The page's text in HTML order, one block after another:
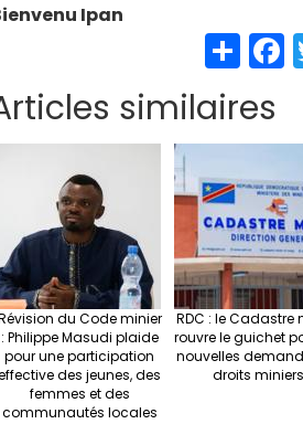
Ipan
S
h
ar
e
similaires
du Code minier
: Philippe Masudi plaide
pour une participation
des jeunes, des
femmes et des
communautés locales
RDC : le Cadastre
rouvre le guichet
nouvelles
droits miniers